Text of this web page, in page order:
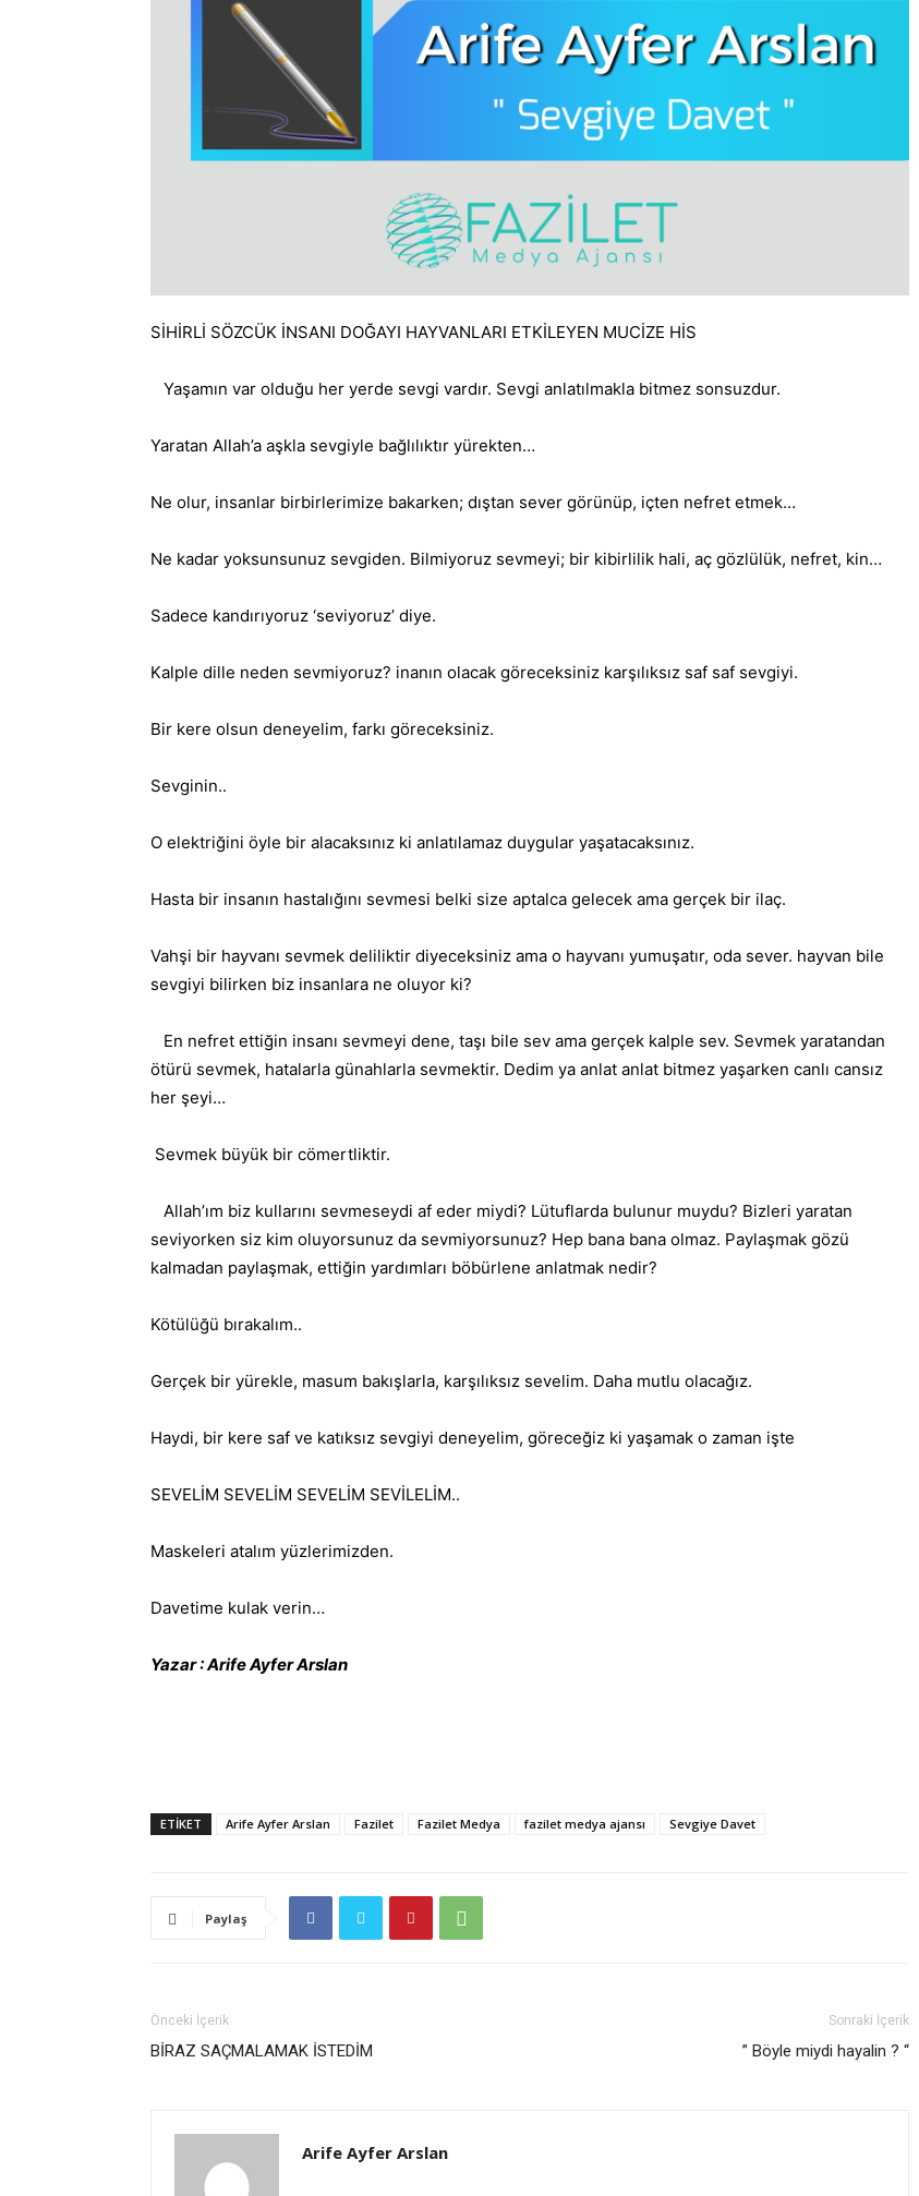
SİHİRLİ SÖZCÜK İNSANI DOĞAYI HAYVANLARI ETKİLEYEN MUCİZE HİS
Yaşamın var olduğu her yerde sevgi vardır. Sevgi anlatılmakla bitmez sonsuzdur.
Yaratan Allah’a aşkla sevgiyle bağlılıktır yürekten…
Ne olur, insanlar birbirlerimize bakarken; dıştan sever görünüp, içten nefret etmek…
Ne kadar yoksunsunuz sevgiden. Bilmiyoruz sevmeyi; bir kibirlilik hali, aç gözlülük, nefret, kin…
Sadece kandırıyoruz ‘seviyoruz’ diye.
Kalple dille neden sevmiyoruz? inanın olacak göreceksiniz karşılıksız saf saf sevgiyi.
Bir kere olsun deneyelim, farkı göreceksiniz.
Sevginin..
O elektriğini öyle bir alacaksınız ki anlatılamaz duygular yaşatacaksınız.
Hasta bir insanın hastalığını sevmesi belki size aptalca gelecek ama gerçek bir ilaç.
Vahşi bir hayvanı sevmek deliliktir diyeceksiniz ama o hayvanı yumuşatır, oda sever. hayvan bile
sevgiyi bilirken biz insanlara ne oluyor ki?
En nefret ettiğin insanı sevmeyi dene, taşı bile sev ama gerçek kalple sev. Sevmek yaratandan
ötürü sevmek, hatalarla günahlarla sevmektir. Dedim ya anlat anlat bitmez yaşarken canlı cansız
her şeyi…
Sevmek büyük bir cömertliktir.
Allah’ım biz kullarını sevmeseydi af eder miydi? Lütuflarda bulunur muydu? Bizleri yaratan
seviyorken siz kim oluyorsunuz da sevmiyorsunuz? Hep bana bana olmaz. Paylaşmak gözü
kalmadan paylaşmak, ettiğin yardımları böbürlene anlatmak nedir?
Kötülüğü bırakalım..
Gerçek bir yürekle, masum bakışlarla, karşılıksız sevelim. Daha mutlu olacağız.
Haydi, bir kere saf ve katıksız sevgiyi deneyelim, göreceğiz ki yaşamak o zaman işte
SEVELİM SEVELİM SEVELİM SEVİLELİM..
Maskeleri atalım yüzlerimizden.
Davetime kulak verin…
Yazar : Arife Ayfer Arslan
ETIKET Arife Ayfer Arslan Fazilet Fazilet Medya fazilet medya ajansı Sevgiye Davet
Paylaş
Önceki İçerik
BİRAZ SAÇMALAMAK İSTEDİM
Sonraki İçerik
” Böyle miydi hayalin ? “
Arife Ayfer Arslan